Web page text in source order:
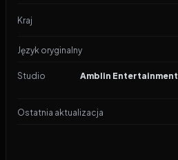
Kraj
Język oryginalny
Studio Amblin Entertainment
Ostatnia aktualizacja